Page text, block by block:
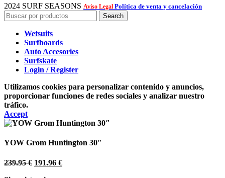
2024 SURF SEASONS Aviso Legal Política de venta y cancelación
Search
Wetsuits
Surfboards
Auto Accesories
Surfskate
Login / Register
Utilizamos cookies para personalizar contenido y anuncios,
proporcionar funciones de redes sociales y analizar nuestro
tráfico.
Accept
YOW Grom Huntington 30″
239.95€ El
191.96 €El